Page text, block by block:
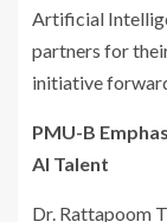
Artificial
partners for
initiative
PMU-B
AI Talent
Dr. Rattapoom